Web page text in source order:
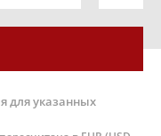
для указанных